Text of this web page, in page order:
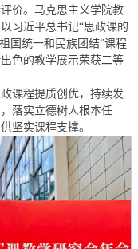
价。马克思主义学院教
习近平总书记“思政课的
国统一和民族团结”课程
色的教学展示荣获二等
课程提质创优，持续发
落实立德树人根本任
坚实课程支撑。